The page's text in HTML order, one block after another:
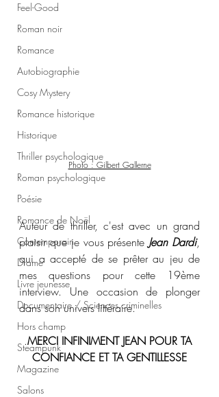
Feel-Good
Roman noir
Romance
Autobiographie
Cosy Mystery
Romance historique
Historique
Thriller psychologique
Roman psychologique
Poésie
Romance de Noël
Contemporain
Drame
Livre jeunesse
Documentaire / Sciences criminelles
Hors champ
Steampunk
Magazine
Salons
Photo : Gilbert Gallerne
Auteur de thriller, c'est avec un grand
plaisir que je vous présente Jean Dardi,
qui a accepté de se prêter au jeu de
mes questions pour cette 19ème
interview. Une occasion de plonger
dans son univers littéraire.
.MERCI INFINIMENT JEAN POUR TA
CONFIANCE ET TA GENTILLESSE